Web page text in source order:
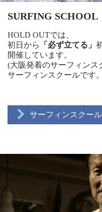
SURFING SCHOOL
HOLD OUTでは、
初日から
「必ず立てる」
開催しています。
(大阪発着のサーフィンス
サーフィンスクールです
サーフィンスクール